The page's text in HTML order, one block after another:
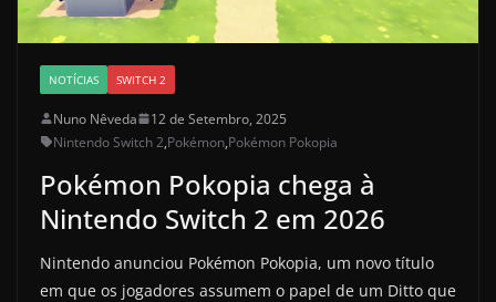
NOTÍCIAS SWITCH 2
Nuno Nêveda
12 de Setembro, 2025
Nintendo Switch 2,Pokémon,Pokémon Pokopia
Pokémon Pokopia chega à
Nintendo Switch 2 em 2026
Nintendo anunciou Pokémon Pokopia, um novo título
em que os jogadores assumem o papel de um Ditto que